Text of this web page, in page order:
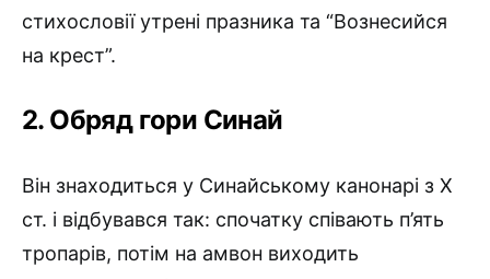
стихословії утрені празника та “Вознесийся
на крест”.
2. Обряд гори Синай
Він знаходиться у Синайському канонарі з X
ст. і відбувався так: спочатку співають п’ять
тропарів, потім на амвон виходить